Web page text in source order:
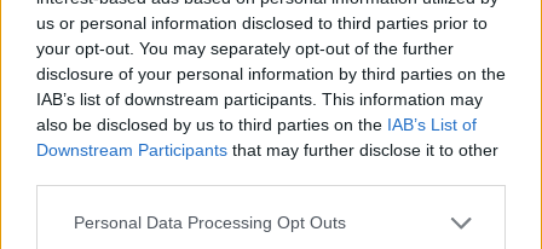
us or personal information disclosed to third parties prior to
your opt-out. You may separately opt-out of the further
disclosure of your personal information by third parties on the
IAB’s list of downstream participants. This information may
also be disclosed by us to third parties on the IAB’s List of
Downstream Participants that may further disclose it to other
Please note that this website/app uses one or more Google
Personal Data Processing Opt Outs
Ricevi le nostre ultime news
daGoogle News
Condividi l'articolo